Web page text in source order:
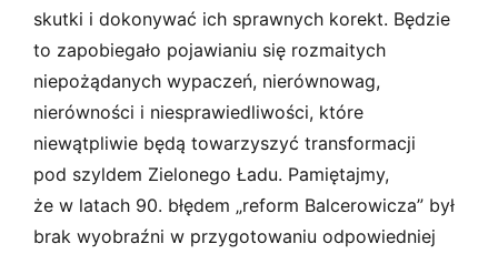
skutki i dokonywać ich sprawnych korekt. Będzie
to zapobiegało pojawianiu się rozmaitych
niepożądanych wypaczeń, nierównowag,
nierówności i niesprawiedliwości, które
niewątpliwie będą towarzyszyć transformacji
pod szyldem Zielonego Ładu. Pamiętajmy,
że w latach 90. błędem „reform Balcerowicza” był
brak wyobraźni w przygotowaniu odpowiedniej